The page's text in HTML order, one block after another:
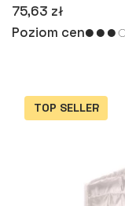
75,63 zł
Poziom cen
TOP SELLER